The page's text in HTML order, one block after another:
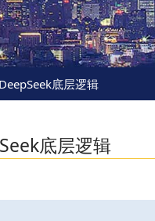
底层逻辑
底层逻辑